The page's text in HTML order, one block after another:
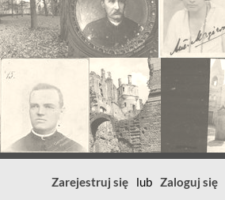
Zarejestruj się lub Zaloguj się